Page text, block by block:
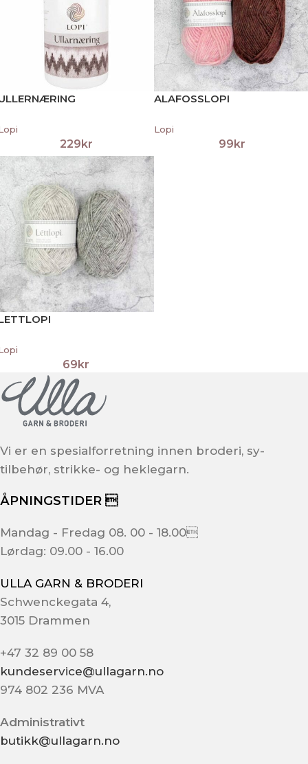
229kr
ALAFOSSLOPI
Lopi
99kr
69kr
Vi er en spesialforretning innen broderi, sy-
tilbehør, strikke- og heklegarn.
ÅPNINGSTIDER 
Mandag - Fredag 08. 00 - 18.00
Lørdag: 09.00 - 16.00
ULLA GARN & BRODERI
Schwenckegata 4,
3015 Drammen
+47 32 89 00 58
kundeservice@ullagarn.no
974 802 236 MVA
Administrativt
butikk@ullagarn.no